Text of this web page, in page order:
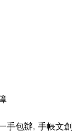
手包辦, 手帳文創